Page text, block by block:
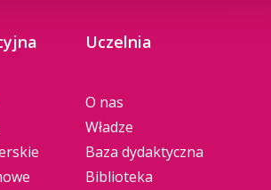
Uczelnia
O nas
Władze
Baza dydaktyczna
Biblioteka